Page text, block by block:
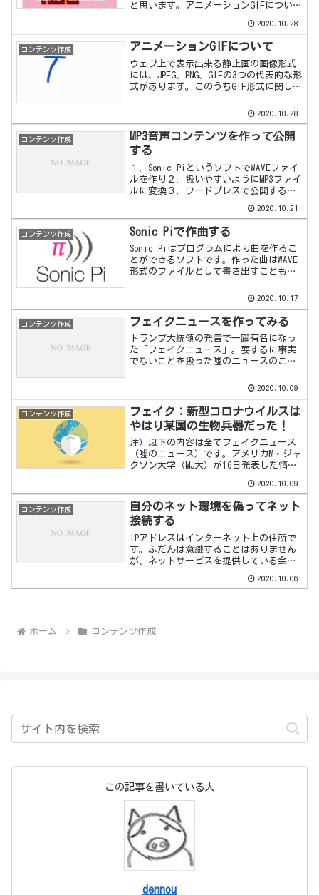
と思います。アニメーションGIFについて
知識を深めてください。ffmpegを使って
M...
2020.10.28
コンテンツ作成 アニメーションGIFについて
ウェブ上で表示出来る静止画の画像形式
には、JPEG、PNG、GIFの3つの代表的な形
式があります。このうちGIF形式に関して
ンGIFという複数の静止画をパラパラ漫
2020.10.28
コンテンツ作成
MP3音声コンテンツを作って公開
する
１．Sonic PiというソフトでWAVEファイ
ルを作り２．扱いやすいようにMP3ファイ
ルに変換３．ワードプレスで公開すると
2020.10.21
コンテンツ作成 Sonic Piで作曲する
Sonic Piはプログラムにより曲を作るこ
とができるソフトです。作った曲はWAVE
形式のファイルとして書き出すことも可
2020.10.17
コンテンツ作成 フェイクニュースを作ってみる
トランプ大統領の発言で一躍有名になっ
た「フェイクニュース」。要するに事実
でないことを扱った嘘のニュースのこと
とはまずわたし自身の良心が許しません
2020.10.09
コンテンツ作成
フェイク：新型コロナウイルスは
やはり某国の生物兵器だった！
注）以下の内容は全てフェイクニュース
（嘘のニュース）です。アメリカM・ジャ
クソン大学（MJ大）が16日発表した情報
るCOVID-19（新型コロナウイルス）に
は、人間...
2020.10.09
コンテンツ作成
自分のネット環境を偽ってネット
接続する
IPアドレスはインターネット上の住所で
す。ふだんは意識することはありません
が、ネットサービスを提供している会
識する部分です。ちなみにIPアドレスは
2020.10.06
ホーム コンテンツ作成
この記事を書いている人
dennou